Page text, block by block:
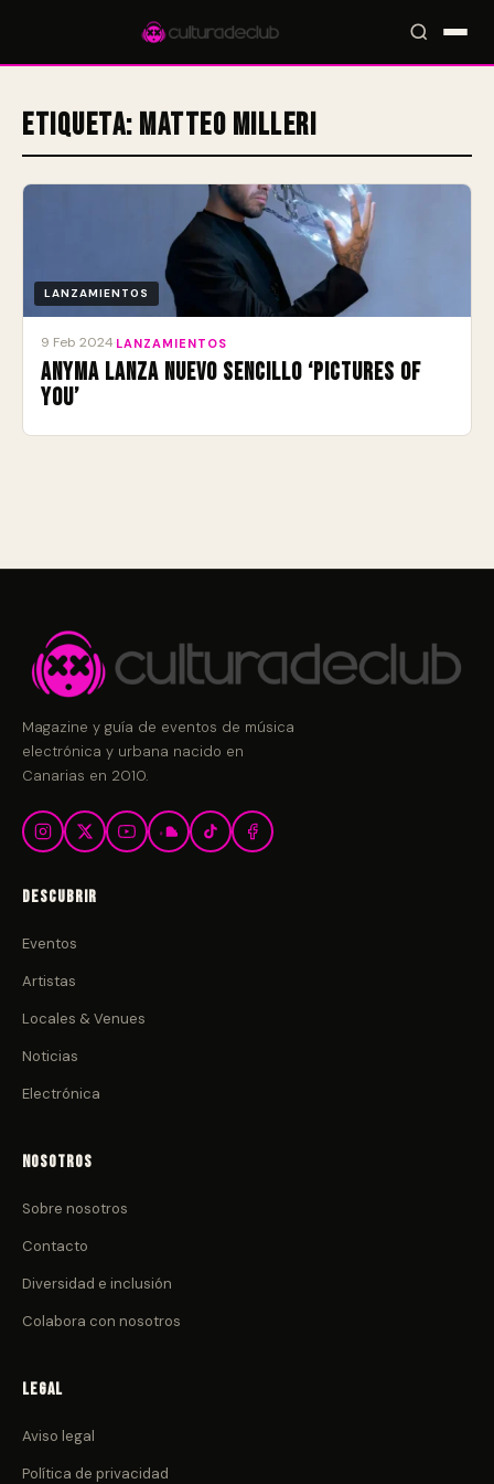
Accesos rápidos: 🎪 Eventos🎤 Artistas📍 Locales📰 Magazine
Etiqueta: Matteo Milleri
LANZAMIENTOS
9 Feb 2024 LANZAMIENTOS
Anyma lanza nuevo sencillo ‘Pictures Of
You’
Magazine y guía de eventos de música
electrónica y urbana nacido en
Canarias en 2010.
Descubrir
Eventos
Artistas
Locales & Venues
Noticias
Electrónica
Nosotros
Sobre nosotros
Contacto
Diversidad e inclusión
Colabora con nosotros
Legal
Aviso legal
Política de privacidad